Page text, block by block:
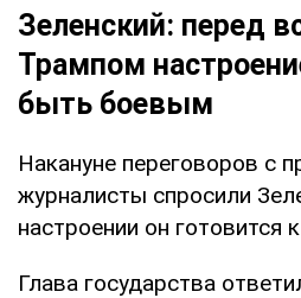
Зеленский: перед
Трампом
быть боевым
Накануне переговоров с
журналисты спросили
настроении он готовится
Глава государства